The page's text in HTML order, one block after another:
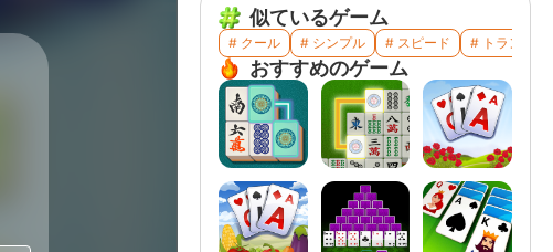
似ているゲーム
# クール # シンプル # スピード # トランプ
おすすめのゲーム